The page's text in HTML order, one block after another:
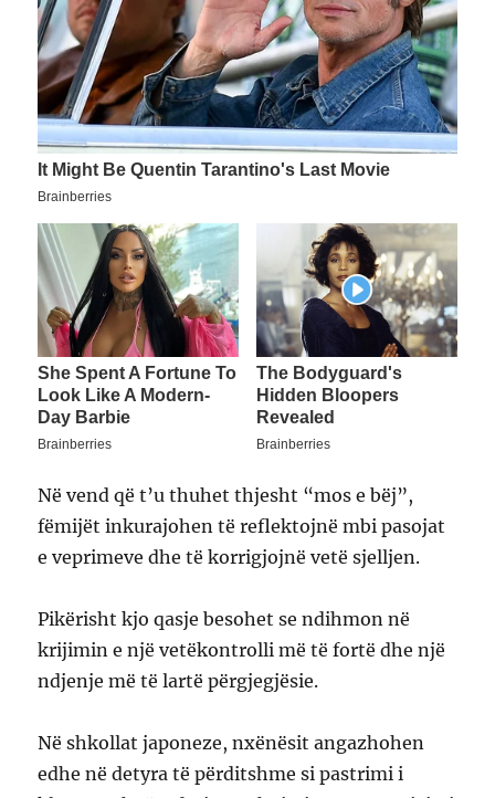
Në vend që t’u thuhet thjesht “mos e bëj”,
fëmijët inkurajohen të reflektojnë mbi pasojat
e veprimeve dhe të korrigjojnë vetë sjelljen.
Pikërisht kjo qasje besohet se ndihmon në
krijimin e një vetëkontrolli më të fortë dhe një
ndjenje më të lartë përgjegjësie.
Në shkollat japoneze, nxënësit angazhohen
edhe në detyra të përditshme si pastrimi i